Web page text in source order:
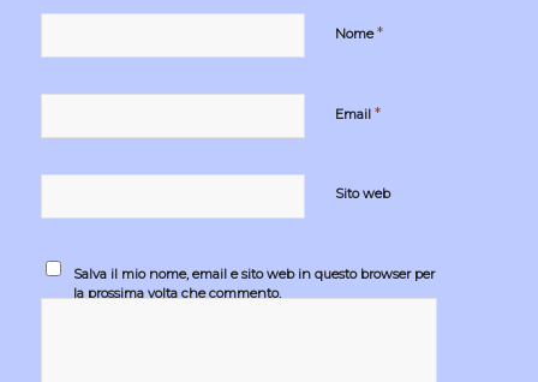
Nome*
Email *
Sito web
Salva il mio nome, email e sito web in questo browser per
la prossima volta che commento.